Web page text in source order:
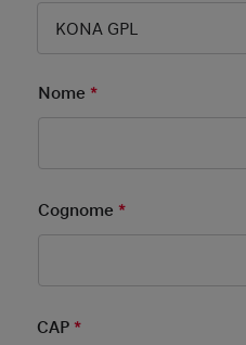
KONA GPL
Nome *Mandatory Field
Cognome *Mandatory Field
CAP*